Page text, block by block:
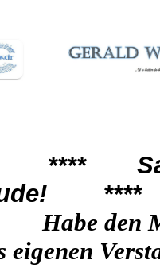
****
Habe den
eigenen Vers